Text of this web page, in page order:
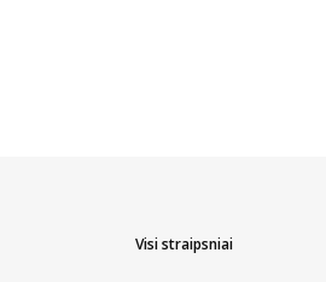
Visi straipsniai